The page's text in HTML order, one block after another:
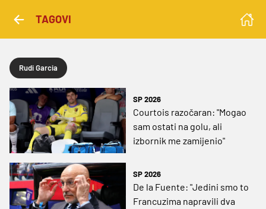
TAGOVI
Rudi Garcia
SP 2026
Courtois razočaran: "Mogao
sam ostati na golu, ali
izbornik me zamijenio"
SP 2026
De la Fuente: "Jedini smo to
Francuzima napravili dva